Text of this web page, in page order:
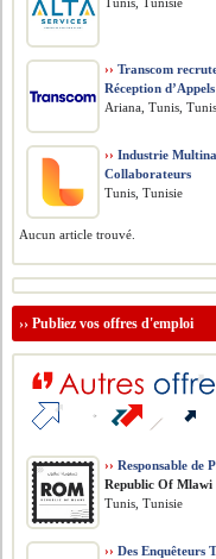
›› Transcom
Réception d’Appels
Ariana, Tunis,
›› Industrie
Collaborateurs
Tunis, Tunisie
Aucun article trouvé.
››Publiez vos offres d'emploi
›› Responsable de
Republic Of Mlawi
Tunis, Tunisie
›› Des Enquêteurs